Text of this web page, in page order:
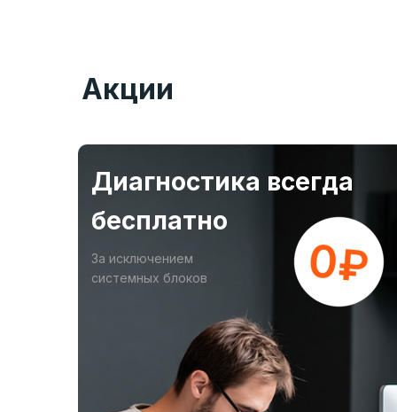
Акции
Диагностика всегда
бесплатно
За исключением
системных блоков